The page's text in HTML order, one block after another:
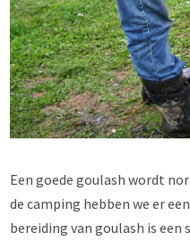
Een goede goulash wordt
de camping hebben we er
bereiding van goulash is